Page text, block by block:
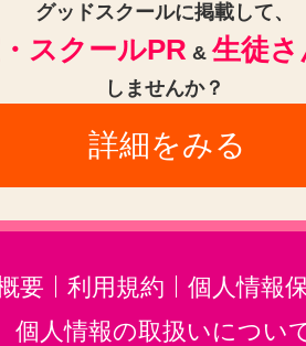
グッドスクールに掲載して、
スクールPR & 生徒
しませんか？
詳細をみる
要 利用規約
個人情報
個人情報の取扱いについ